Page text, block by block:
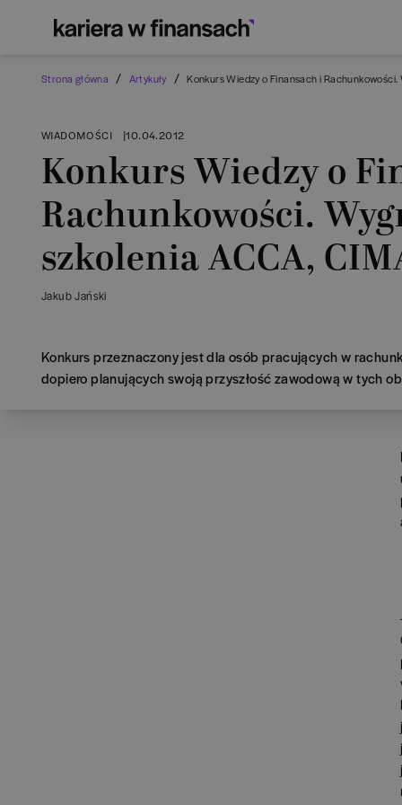
Strona główna / Artykuły / Konkurs Wiedzy o Finansach i Rachunkowości.
WIADOMOŚCI |10.04.2012
Konkurs Wiedzy o
Rachunkowości.
szkolenia ACCA,
Jakub Jański
Konkurs przeznaczony jest dla osób pracujących w
dopiero planujących swoją przyszłość zawodową w tych